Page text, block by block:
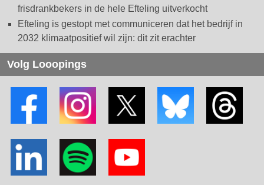
frisdrankbekers in de hele Efteling uitverkocht
Efteling is gestopt met communiceren dat het bedrijf in
2032 klimaatpositief wil zijn: dit zit erachter
Volg Looopings